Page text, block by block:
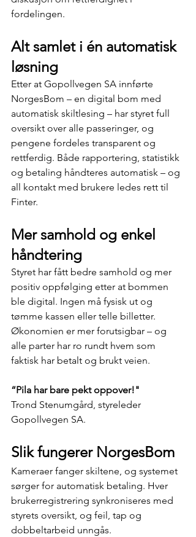
fordelingen.
Alt samlet i én automatisk
løsning
Etter at Gopollvegen SA innførte
NorgesBom – en digital bom med
automatisk skiltlesing – har styret full
oversikt over alle passeringer, og
pengene fordeles transparent og
rettferdig. Både rapportering, statistikk
og betaling håndteres automatisk – og
all kontakt med brukere ledes rett til
Finter.
Mer samhold og enkel
håndtering
Styret har fått bedre samhold og mer
positiv oppfølging etter at bommen
ble digital. Ingen må fysisk ut og
tømme kassen eller telle billetter.
Økonomien er mer forutsigbar – og
alle parter har ro rundt hvem som
faktisk har betalt og brukt veien.
“Pila har bare pekt oppover!"
Trond Stenumgård, styreleder
Gopollvegen SA.
Slik fungerer NorgesBom
Kameraer fanger skiltene, og systemet
sørger for automatisk betaling. Hver
brukerregistrering synkroniseres med
styrets oversikt, og feil, tap og
dobbeltarbeid unngås.